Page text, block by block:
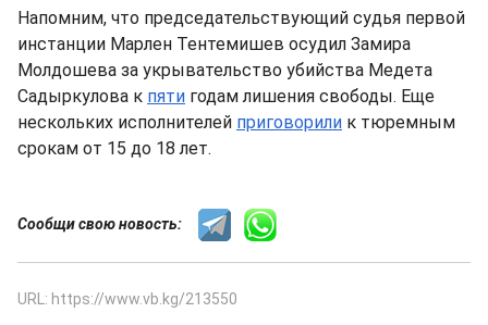
Напомним, что председательствующий судья первой
инстанции Марлен Тентемишев осудил Замира
Молдошева за укрывательство убийства Медета
Садыркулова к пяти годам лишения свободы. Еще
нескольких исполнителей приговорили к тюремным
срокам от 15 до 18 лет.
Сообщи свою новость:
URL: https://www.vb.kg/213550